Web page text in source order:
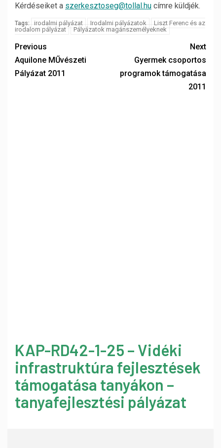
Kérdéseiket a szerkesztoseg@tollal.hu címre küldjék.
Tags: irodalmi pályázat Irodalmi pályázatok
Liszt Ferenc és az
irodalom pályázat
Pályázatok magánszemélyeknek
Previous
Aquilone MŰvészeti
Pályázat 2011
Next
Gyermek csoportos
programok támogatása
2011
KAP-RD42-1-25 – Vidéki
infrastruktúra fejlesztések
támogatása tanyákon –
tanyafejlesztési pályázat